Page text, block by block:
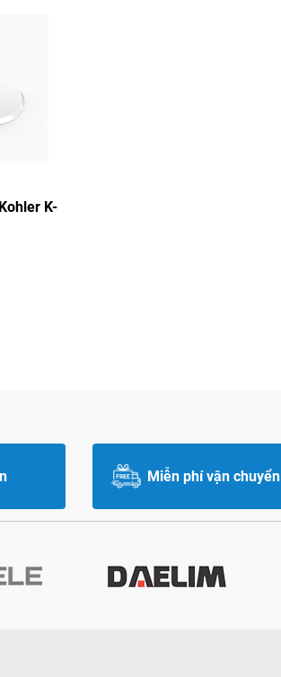
K-
Miễn phí vận chuyển